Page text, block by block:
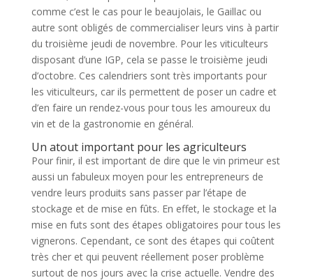
comme c’est le cas pour le beaujolais, le Gaillac ou
autre sont obligés de commercialiser leurs vins à partir
du troisième jeudi de novembre. Pour les viticulteurs
disposant d’une IGP, cela se passe le troisième jeudi
d’octobre. Ces calendriers sont très importants pour
les viticulteurs, car ils permettent de poser un cadre et
d’en faire un rendez-vous pour tous les amoureux du
vin et de la gastronomie en général.
Un atout important pour les agriculteurs
Pour finir, il est important de dire que le vin primeur est
aussi un fabuleux moyen pour les entrepreneurs de
vendre leurs produits sans passer par l’étape de
stockage et de mise en fûts. En effet, le stockage et la
mise en futs sont des étapes obligatoires pour tous les
vignerons. Cependant, ce sont des étapes qui coûtent
très cher et qui peuvent réellement poser problème
surtout de nos jours avec la crise actuelle. Vendre des